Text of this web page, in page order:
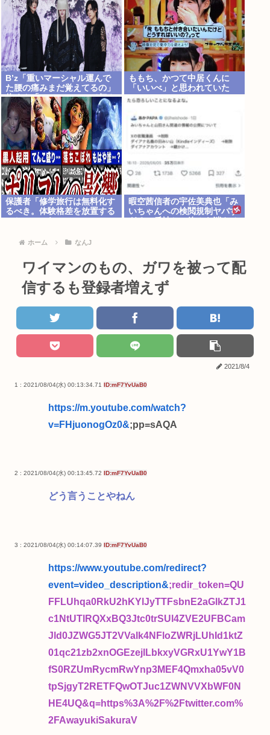
B’z「重いマーシャル運んで
た腰の痛みまだ覚えてるの」
俺くん「マーシャルって何？
」
ももち、かつて中居くんに
「いいべ」と思われていた
保護者「修学旅行は無料化す
るべき。体験格差を放置する
暇空茜信者の宇佐美典也「み
いちゃんへの検閲規制ヤバす
ホーム なんJ
ワイマンのもの、ガワを被って配
信するも登録者増えず
2021/8/4
1 : 2021/08/04(水) 00:13:34.71 ID:mF7YvUaB0
https://m.youtube.com/watch?
v=FHjuonogOz0&;pp=sAQA
2 : 2021/08/04(水) 00:13:45.72 ID:mF7YvUaB0
どう言うことやねん
3 : 2021/08/04(水) 00:14:07.39 ID:mF7YvUaB0
https://www.youtube.com/redirect?
event=video_description&;redir_token=QU
FFLUhqa0RkU2hKYlJyTTFsbnE2aGlkZTJ1
c1NtUTlRQXxBQ3Jtc0trSUl4ZVE2UFBCam
Jld0JZWG5JT2VValk4NFloZWRjLUhId1ktZ
01qc21zb2xnOGEzejlLbkxyVGRxU1YwY1B
fS0RZUmRycmRwYnp3MEF4Qmxha05vV0
tpSjgyT2RETFQwOTJuc1ZWNVVXbWF0N
HE4UQ&q=https%3A%2F%2Ftwitter.com%
2FAwayukiSakuraV